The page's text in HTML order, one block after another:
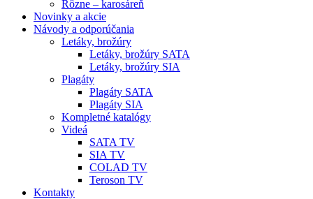
Rôzne – karosáreň
Novinky a akcie
Návody a odporúčania
Letáky, brožúry
Letáky, brožúry SATA
Letáky, brožúry SIA
Plagáty
Plagáty SATA
Plagáty SIA
Kompletné katalógy
Videá
SATA TV
SIA TV
COLAD TV
Teroson TV
Kontakty